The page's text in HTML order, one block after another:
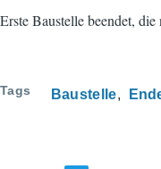
Erste Baustelle beendet,
Tags Baustelle